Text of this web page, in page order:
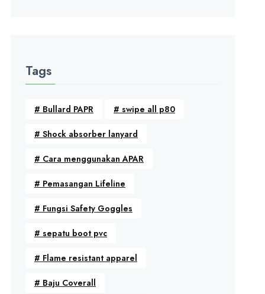
Tags
# Bullard PAPR # swipe all p80
# Shock absorber lanyard
# Cara menggunakan APAR
# Pemasangan Lifeline
# Fungsi Safety Goggles
# sepatu boot pvc
# Flame resistant apparel
# Baju Coverall